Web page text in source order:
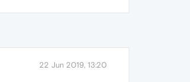
22 Jun 2019, 13:20